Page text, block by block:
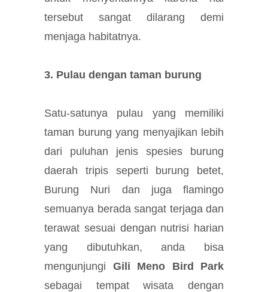
tersebut sangat dilarang demi
menjaga habitatnya.
3. Pulau dengan taman burung
Satu-satunya pulau yang memiliki
taman burung yang menyajikan lebih
dari puluhan jenis spesies burung
daerah tripis seperti burung betet,
Burung Nuri dan juga flamingo
semuanya berada sangat terjaga dan
terawat sesuai dengan nutrisi harian
yang dibutuhkan, anda bisa
mengunjungi Gili Meno Bird Park
sebagai tempat wisata dengan